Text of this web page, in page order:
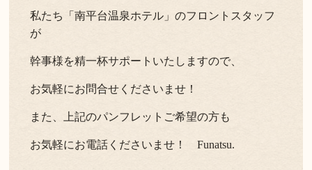
私たち「南平台温泉ホテル」のフロントスタッフ
が
幹事様を精一杯サポートいたしますので、
お気軽にお問合せくださいませ！
また、上記のパンフレットご希望の方も
お気軽にお電話くださいませ！ Funatsu.